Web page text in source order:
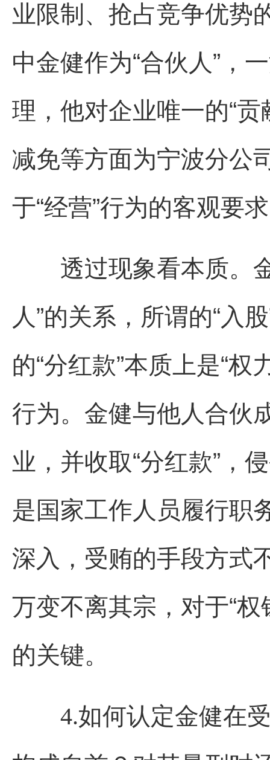
业限制、抢占竞争优势
中金健作为“合伙人”，
理，他对企业唯一的“
减免等方面为宁波分公
于“经营”行为的客观要
透过现象看本质。金
人”的关系，所谓的“入
的“分红款”本质上是“
行为。金健与他人合伙
业，并收取“分红款”，
是国家工作人员履行职
深入，受贿的手段方式
万变不离其宗，对于“
的关键。
4.如何认定金健在